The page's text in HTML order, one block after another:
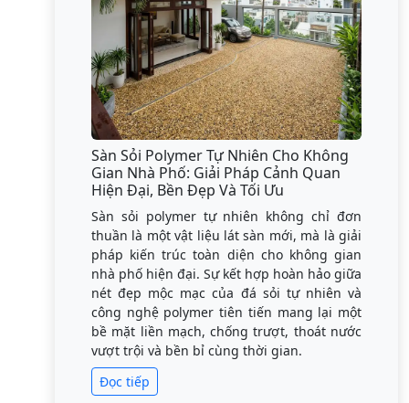
Sàn Sỏi Polymer Tự Nhiên Cho Không
Gian Nhà Phố: Giải Pháp Cảnh Quan
Hiện Đại, Bền Đẹp Và Tối Ưu
Sàn sỏi polymer tự nhiên không chỉ đơn
thuần là một vật liệu lát sàn mới, mà là giải
pháp kiến trúc toàn diện cho không gian
nhà phố hiện đại. Sự kết hợp hoàn hảo giữa
nét đẹp mộc mạc của đá sỏi tự nhiên và
công nghệ polymer tiên tiến mang lại một
bề mặt liền mạch, chống trượt, thoát nước
vượt trội và bền bỉ cùng thời gian.
Đọc tiếp